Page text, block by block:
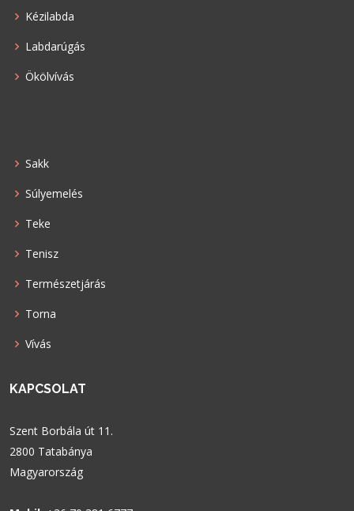
Kézilabda
Labdarúgás
Ökölvívás
Sakk
Súlyemelés
Teke
Tenisz
Természetjárás
Torna
Vívás
KAPCSOLAT
Szent Borbála út 11.
2800 Tatabánya
Magyarország